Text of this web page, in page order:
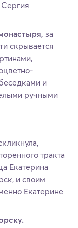
за
скрывается
и
ручными
тракта
Екатерина
и своим
Екатерине